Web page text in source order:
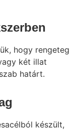
hogy rengeteg
két illat
határt.
készült,